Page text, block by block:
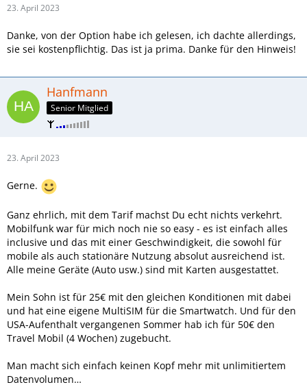
23. April 2023
Danke, von der Option habe ich gelesen, ich dachte allerdings,
sie sei kostenpflichtig. Das ist ja prima. Danke für den Hinweis!
Hanfmann
Senior Mitglied
23. April 2023
Gerne.
Ganz ehrlich, mit dem Tarif machst Du echt nichts verkehrt.
Mobilfunk war für mich noch nie so easy - es ist einfach alles
inclusive und das mit einer Geschwindigkeit, die sowohl für
mobile als auch stationäre Nutzung absolut ausreichend ist.
Alle meine Geräte (Auto usw.) sind mit Karten ausgestattet.
Mein Sohn ist für 25€ mit den gleichen Konditionen mit dabei
und hat eine eigene MultiSIM für die Smartwatch. Und für den
USA-Aufenthalt vergangenen Sommer hab ich für 50€ den
Travel Mobil (4 Wochen) zugebucht.
Man macht sich einfach keinen Kopf mehr mit unlimitiertem
Datenvolumen…